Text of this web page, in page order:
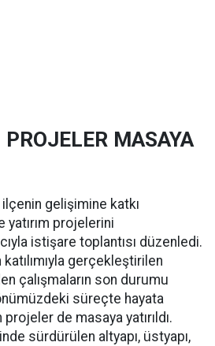
PROJELER MASAYA
ilçenin gelişimine katkı
projelerini
istişare toplantısı düzenledi.
gerçekleştirilen
çalışmaların son durumu
süreçte hayata
de masaya yatırıldı.
sürdürülen altyapı, üstyapı,